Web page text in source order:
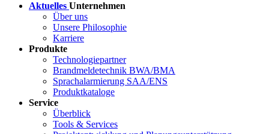
Aktuelles Unternehmen
Über uns
Unsere Philosophie
Karriere
Produkte
Technologiepartner
Brandmeldetechnik BWA/BMA
Sprachalarmierung SAA/ENS
Produktkataloge
Service
Überblick
Tools & Services